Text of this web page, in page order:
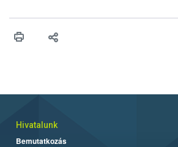
műszaki és hatósági feltételek.
Hivatalunk
Bemutatkozás